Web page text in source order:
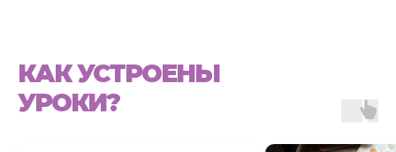
КАК УСТРОЕНЫ
УРОКИ?